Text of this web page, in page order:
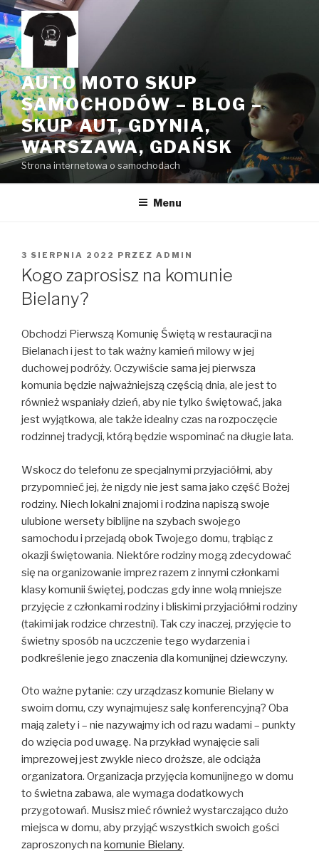
Przeskocz
do
treści
AUTO MOTO SKUP
SAMOCHODÓW – BLOG –
SKUP AUT, GDYNIA,
WARSZAWA, GDAŃSK
Strona internetowa o samochodach
Menu
OPUBLIKOWANE
W
3 SIERPNIA 2022 PRZEZ ADMIN
Kogo zaprosisz na komunie
Bielany?
Obchodzi Pierwszą Komunię Świętą w restauracji na
Bielanach i jest to tak ważny kamień milowy w jej
duchowej podróży. Oczywiście sama jej pierwsza
komunia będzie najważniejszą częścią dnia, ale jest to
również wspaniały dzień, aby nie tylko świętować, jaka
jest wyjątkowa, ale także idealny czas na rozpoczęcie
rodzinnej tradycji, którą będzie wspominać na długie lata.
Wskocz do telefonu ze specjalnymi przyjaciółmi, aby
przypomnieć jej, że nigdy nie jest sama jako część Bożej
rodziny. Niech lokalni znajomi i rodzina napiszą swoje
ulubione wersety biblijne na szybach swojego
samochodu i przejadą obok Twojego domu, trąbiąc z
okazji świętowania. Niektóre rodziny mogą zdecydować
się na organizowanie imprez razem z innymi członkami
klasy komunii świętej, podczas gdy inne wolą mniejsze
przyjęcie z członkami rodziny i bliskimi przyjaciółmi rodziny
(takimi jak rodzice chrzestni). Tak czy inaczej, przyjęcie to
świetny sposób na uczczenie tego wydarzenia i
podkreślenie jego znaczenia dla komunijnej dziewczyny.
Oto ważne pytanie: czy urządzasz komunie Bielany w
swoim domu, czy wynajmujesz salę konferencyjną? Oba
mają zalety i – nie nazywajmy ich od razu wadami – punkty
do wzięcia pod uwagę. Na przykład wynajęcie sali
imprezowej jest zwykle nieco droższe, ale odciąża
organizatora. Organizacja przyjęcia komunijnego w domu
to świetna zabawa, ale wymaga dodatkowych
przygotowań. Musisz mieć również wystarczająco dużo
miejsca w domu, aby przyjąć wszystkich swoich gości
zaproszonych na komunie Bielany.